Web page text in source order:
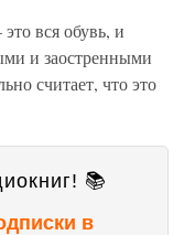
вся обувь, и
и заостренными
считает, что это
📚
в